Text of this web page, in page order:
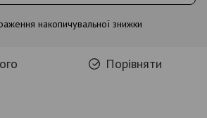
накопичувальної знижки
Порівняти